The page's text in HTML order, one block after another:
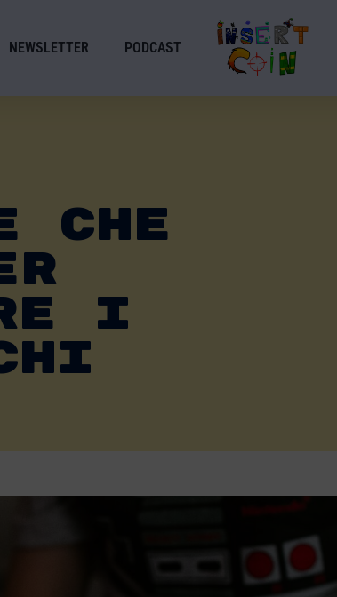
NEWSLETTER PODCAST
Che
I